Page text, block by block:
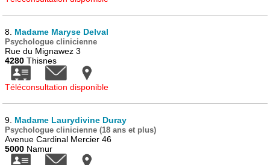
8. Madame Maryse Delval
Psychologue clinicienne
Rue du Mignawez 3
4280 Thisnes
Téléconsultation disponible
9. Madame Laurydivine Duray
Psychologue clinicienne (18 ans et plus)
Avenue Cardinal Mercier 46
5000 Namur